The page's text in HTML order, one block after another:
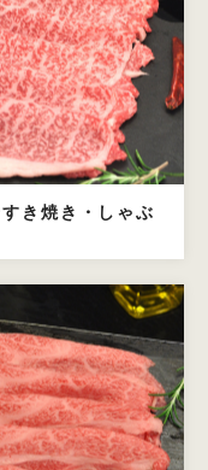
き焼き・しゃぶ